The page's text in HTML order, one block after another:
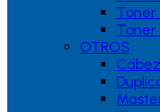
Toner
Toner
OTROS